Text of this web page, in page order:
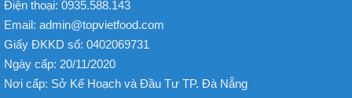
Điện thoại: 0935.588.143
Email: admin@topvietfood.com
Giấy ĐKKD số: 0402069731
Ngày cấp: 20/11/2020
Nơi cấp: Sở Kế Hoạch và Đầu Tư TP. Đà Nẵng